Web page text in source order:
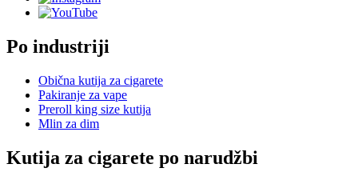
Po industriji
Obična kutija za cigarete
Pakiranje za vape
Preroll king size kutija
Mlin za dim
Kutija za cigarete po narudžbi